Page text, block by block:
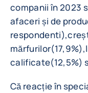
companii în 2023
afaceri și de
calificate(12,5%)
Că reacție în